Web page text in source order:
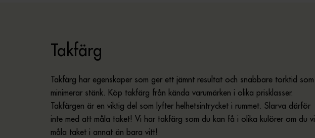
Takfärg
Takfärg har egenskaper som ger ett jämnt resultat och snabbare torktid som
minimerar stänk. Köp takfärg från kända varumärken i olika prisklasser.
Takfärgen är en viktig del som lyfter helhetsintrycket i rummet. Slarva därför
inte med att måla taket! Vi har takfärg som du kan få i olika kulörer om du vill
måla taket i annat än bara vitt!